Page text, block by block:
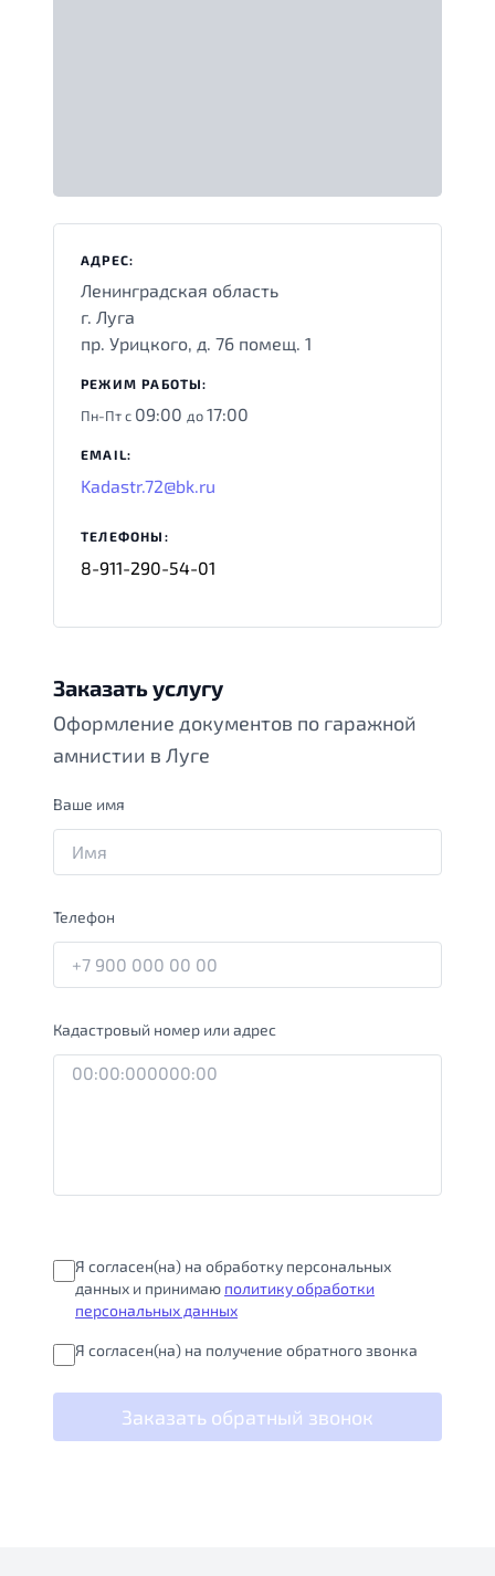
АДРЕС:
Ленинградская область
г. Луга
пр. Урицкого, д. 76 помещ. 1
РЕЖИМ РАБОТЫ:
Пн-Пт с 09:00 до17:00
EMAIL:
Kadastr.72@bk.ru
ТЕЛЕФОНЫ:
8-911-290-54-01
Заказать услугу
Оформление документов по гаражной
амнистии в Луге
Ваше имя
Телефон
Кадастровый номер или адрес
Я согласен(на) на обработку персональных
данных и принимаю политику обработки
персональных данных
Я согласен(на) на получение обратного звонка
Заказать обратный звонок